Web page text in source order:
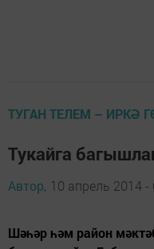
ТУГАН ТЕЛЕМ – ИРКӘ
Тукайга
Автор, 10 апрель 2014 -
Шәһәр һәм район